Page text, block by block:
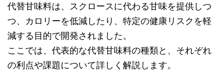
代替甘味料は、スクロースに代わる甘味を提供しつ
つ、カロリーを低減したり、特定の健康リスクを軽
減する目的で開発されました。
ここでは、代表的な代替甘味料の種類と、それぞれ
の利点や課題について詳しく解説します。